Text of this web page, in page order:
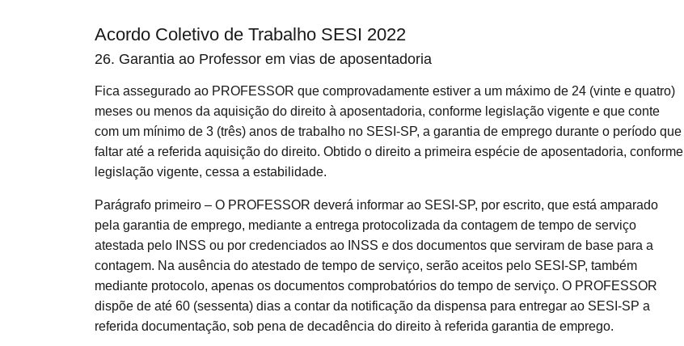
Acordo Coletivo de Trabalho SESI 2022
26. Garantia ao Professor em vias de aposentadoria
Fica assegurado ao PROFESSOR que comprovadamente estiver a um máximo de 24 (vinte e quatro)
meses ou menos da aquisição do direito à aposentadoria, conforme legislação vigente e que conte
com um mínimo de 3 (três) anos de trabalho no SESI-SP, a garantia de emprego durante o período que
faltar até a referida aquisição do direito. Obtido o direito a primeira espécie de aposentadoria, conforme
legislação vigente, cessa a estabilidade.
Parágrafo primeiro – O PROFESSOR deverá informar ao SESI-SP, por escrito, que está amparado
pela garantia de emprego, mediante a entrega protocolizada da contagem de tempo de serviço
atestada pelo INSS ou por credenciados ao INSS e dos documentos que serviram de base para a
contagem. Na ausência do atestado de tempo de serviço, serão aceitos pelo SESI-SP, também
mediante protocolo, apenas os documentos comprobatórios do tempo de serviço. O PROFESSOR
dispõe de até 60 (sessenta) dias a contar da notificação da dispensa para entregar ao SESI-SP a
referida documentação, sob pena de decadência do direito à referida garantia de emprego.